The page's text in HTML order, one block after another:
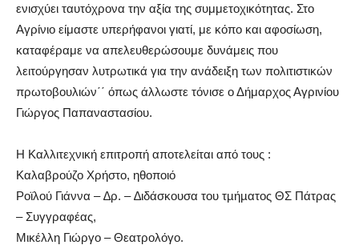
ενισχύει ταυτόχρονα την αξία της συμμετοχικότητας. Στο
Αγρίνιο είμαστε υπερήφανοι γιατί, με κόπο και αφοσίωση,
καταφέραμε να απελευθερώσουμε δυνάμεις που
λειτούργησαν λυτρωτικά για την ανάδειξη των πολιτιστικών
πρωτοβουλιών΄΄ όπως άλλωστε τόνισε ο Δήμαρχος Αγρινίου
Γιώργος Παπαναστασίου.
Η Καλλιτεχνική επιτροπή αποτελείται από τους :
Καλαβρούζο Χρήστο, ηθοποιό
Ροϊλού Γιάννα – ∆ρ. – ∆ιδάσκουσα του τµήµατος ΘΣ Πάτρας
– Συγγραφέας,
Μικέλλη Γιώργο – Θεατρολόγο.